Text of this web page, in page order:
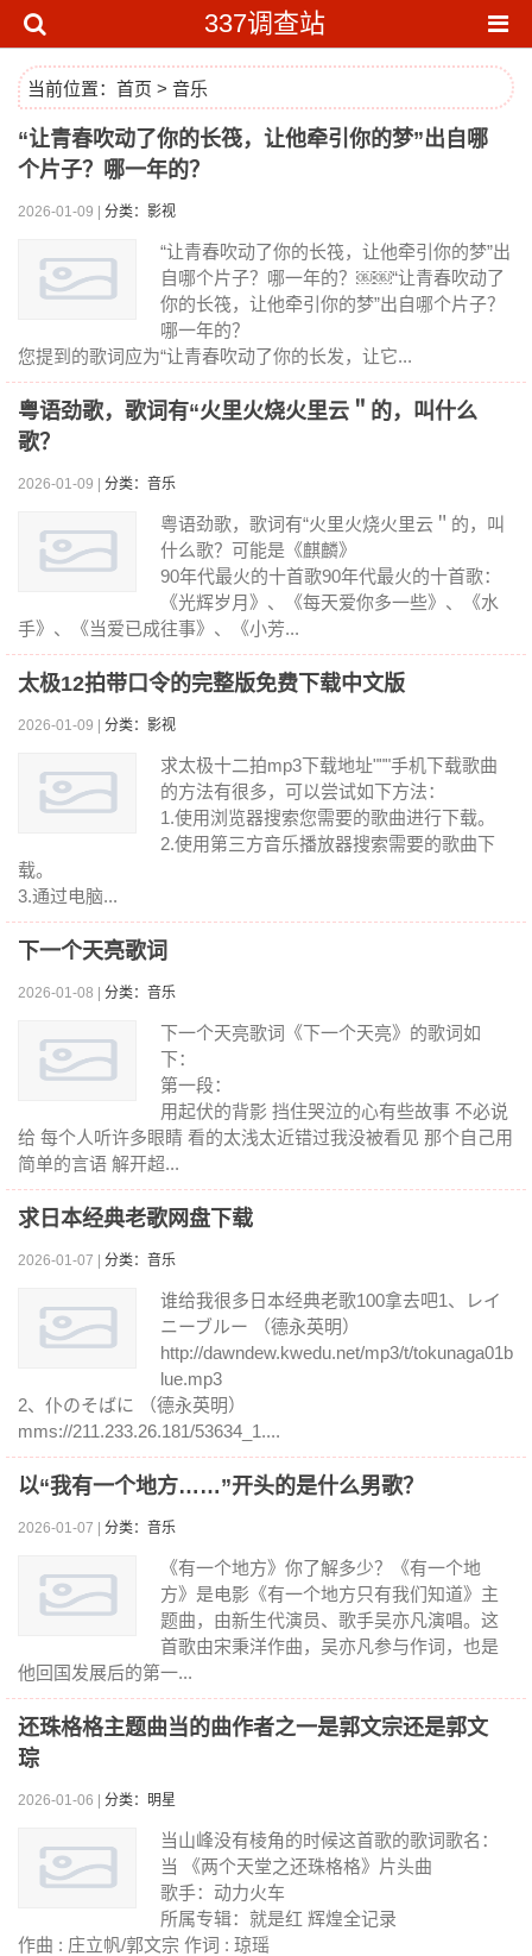
337调查站
当前位置： 首页 > 音乐
“让青春吹动了你的长筏，让他牵引你的梦”出自哪
个片子？哪一年的？
2026-01-09 | 分类：影视
“让青春吹动了你的长筏，让他牵引你的梦”出
自哪个片子？哪一年的？￼￼“让青春吹动了
你的长筏，让他牵引你的梦”出自哪个片子？
哪一年的？
您提到的歌词应为“让青春吹动了你的长发，让它...
粤语劲歌，歌词有“火里火烧火里云＂的，叫什么
歌？
2026-01-09 | 分类：音乐
粤语劲歌，歌词有“火里火烧火里云＂的，叫
什么歌？可能是《麒麟》
90年代最火的十首歌90年代最火的十首歌：
《光辉岁月》、《每天爱你多一些》、《水
手》、《当爱已成往事》、《小芳...
太极12拍带口令的完整版免费下载中文版
2026-01-09 | 分类：影视
求太极十二拍mp3下载地址"""手机下载歌曲
的方法有很多，可以尝试如下方法：
1.使用浏览器搜索您需要的歌曲进行下载。
2.使用第三方音乐播放器搜索需要的歌曲下
载。
3.通过电脑...
下一个天亮歌词
2026-01-08 | 分类：音乐
下一个天亮歌词《下一个天亮》的歌词如
下：
第一段：
用起伏的背影 挡住哭泣的心有些故事 不必说
给 每个人听许多眼睛 看的太浅太近错过我没被看见 那个自己用
简单的言语 解开超...
求日本经典老歌网盘下载
2026-01-07 | 分类：音乐
谁给我很多日本经典老歌100拿去吧1、レイ
ニーブルー （德永英明）
http://dawndew.kwedu.net/mp3/t/tokunaga01b
lue.mp3
2、仆のそばに （德永英明）
mms://211.233.26.181/53634_1....
以“我有一个地方……”开头的是什么男歌？
2026-01-07 | 分类：音乐
《有一个地方》你了解多少？《有一个地
方》是电影《有一个地方只有我们知道》主
题曲，由新生代演员、歌手吴亦凡演唱。这
首歌由宋秉洋作曲，吴亦凡参与作词，也是
他回国发展后的第一...
还珠格格主题曲当的曲作者之一是郭文宗还是郭文
琮
2026-01-06 | 分类：明星
当山峰没有棱角的时候这首歌的歌词歌名：
当 《两个天堂之还珠格格》片头曲
歌手：动力火车
所属专辑：就是红 辉煌全记录
作曲 : 庄立帆/郭文宗 作词 : 琼瑶